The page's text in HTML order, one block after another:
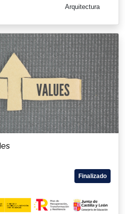
Arquitectura
Finalizado